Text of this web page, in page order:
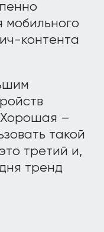
мобильного
контента
Хорошая –
такой
третий и,
тренд